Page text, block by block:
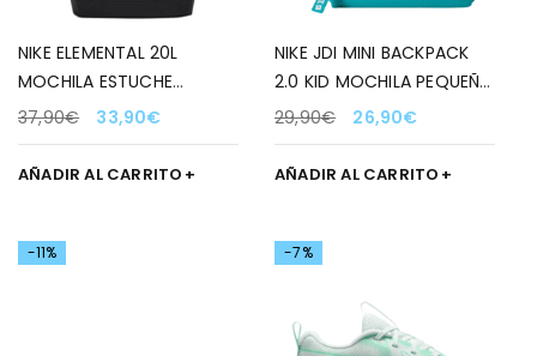
NIKE ELEMENTAL 20L
MOCHILA ESTUCHE
NEGRO/BLANCO/ROJO
37,90€ 33,90€
AÑADIR AL CARRITO
NIKE JDI MINI BACKPACK
2.0 KID MOCHILA PEQUEÑA
VERDE/BLANCO 367
29,90€ 26,90€
AÑADIR AL CARRITO
-11% -7%